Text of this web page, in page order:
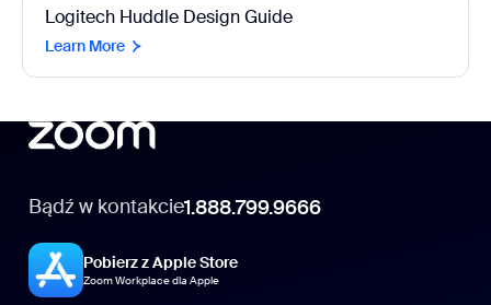
Logitech Huddle Design Guide
Learn More
Bądź w kontakcie1.888.799.9666
Pobierz z Apple Store
Zoom Workplace dla Apple